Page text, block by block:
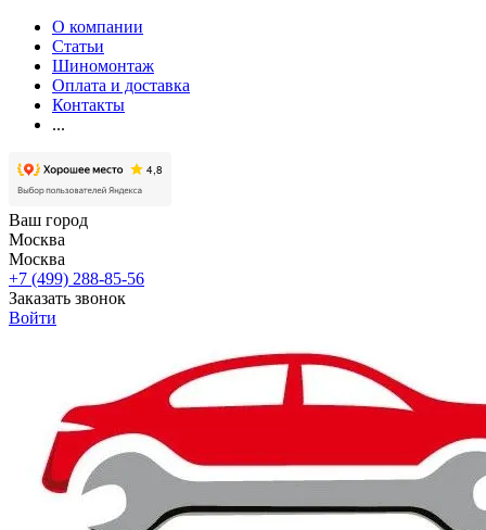
О компании
Статьи
Шиномонтаж
Оплата и доставка
Контакты
...
Ваш город
Москва
Москва
+7 (499) 288-85-56
Заказать звонок
Войти